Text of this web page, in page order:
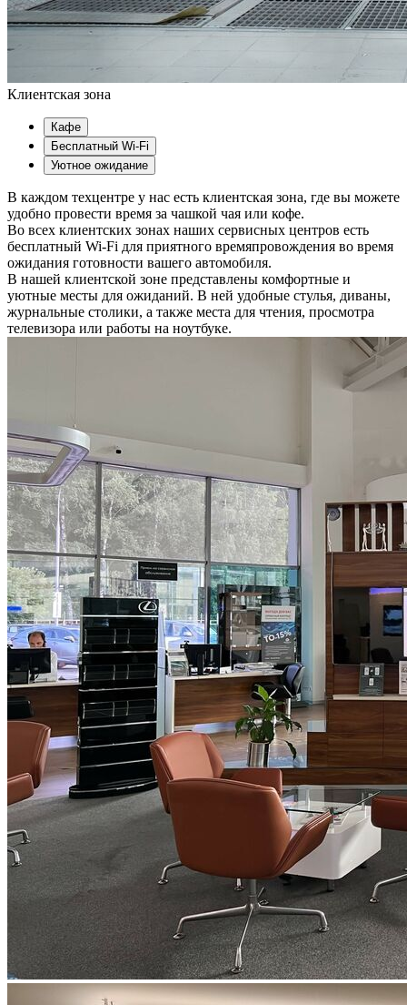
Клиентская зона
Кафе
Бесплатный Wi-Fi
Уютное ожидание
В каждом техцентре у нас есть клиентская зона, где вы можете
удобно провести время за чашкой чая или кофе.
Во всех клиентских зонах наших сервисных центров есть
бесплатный Wi-Fi для приятного времяпровождения во время
ожидания готовности вашего автомобиля.
В нашей клиентской зоне представлены комфортные и
уютные месты для ожиданий. В ней удобные стулья, диваны,
журнальные столики, а также места для чтения, просмотра
телевизора или работы на ноутбуке.